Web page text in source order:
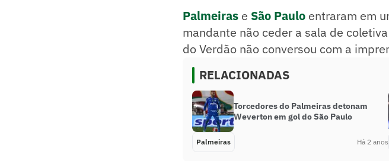
Palmeiras e São Paulo entraram em
mandante não ceder a sala de
do Verdão não conversou com a
RELACIONADAS
Torcedores do Palmeiras detonam
Weverton em gol do São Paulo
Palmeiras Há 2 anos